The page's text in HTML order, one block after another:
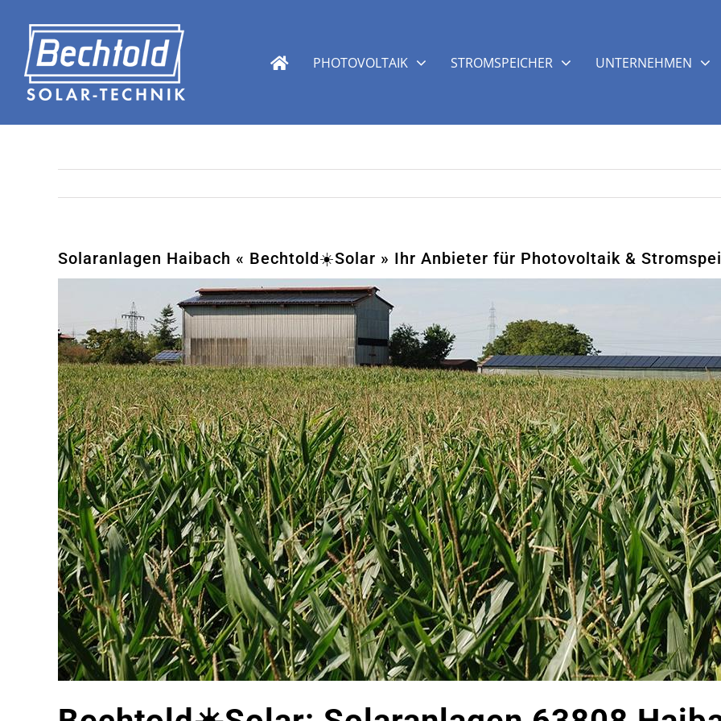
springen
PHOTOVOLTAIK STROMSPEICHER UNTERNEHMEN
Solaranlagen Haibach « Bechtold☀️Solar » Ihr Anbieter für Photovoltaik &